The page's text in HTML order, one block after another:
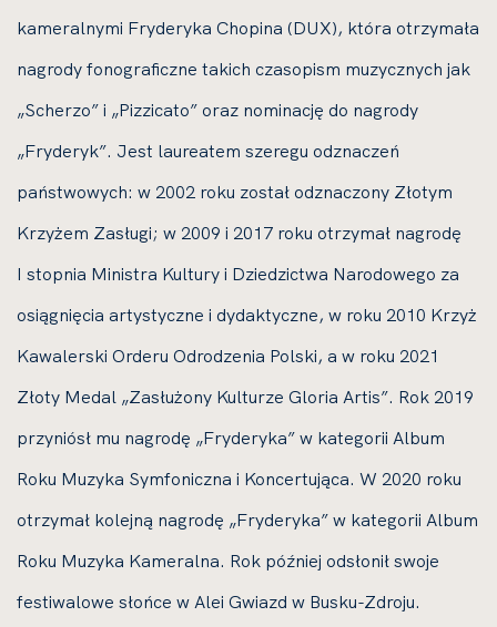
kameralnymi Fryderyka Chopina (DUX), która otrzymała
nagrody fonograficzne takich czasopism muzycznych jak
„Scherzo” i „Pizzicato” oraz nominację do nagrody
„Fryderyk”. Jest laureatem szeregu odznaczeń
państwowych: w 2002 roku został odznaczony Złotym
Krzyżem Zasługi; w 2009 i 2017 roku otrzymał nagrodę
I stopnia Ministra Kultury i Dziedzictwa Narodowego za
osiągnięcia artystyczne i dydaktyczne, w roku 2010 Krzyż
Kawalerski Orderu Odrodzenia Polski, a w roku 2021
Złoty Medal „Zasłużony Kulturze Gloria Artis”. Rok 2019
przyniósł mu nagrodę „Fryderyka” w kategorii Album
Roku Muzyka Symfoniczna i Koncertująca. W 2020 roku
otrzymał kolejną nagrodę „Fryderyka” w kategorii Album
Roku Muzyka Kameralna. Rok później odsłonił swoje
festiwalowe słońce w Alei Gwiazd w Busku-Zdroju.